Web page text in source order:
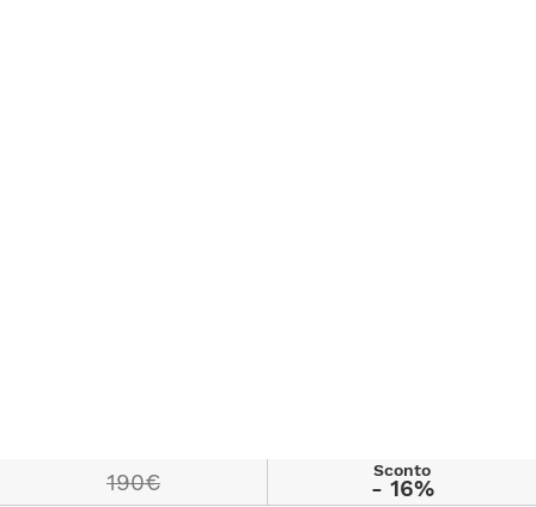
190€ Sconto
- 16%